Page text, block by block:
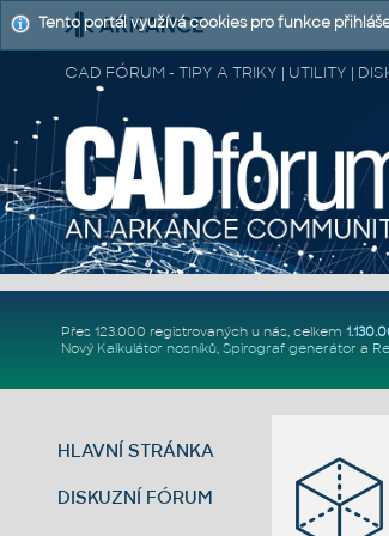
CAD FÓRUM - TIPY A TRIKY | UTILITY |
Přes 123.000 registrovaných u nás, celkem
Nový Kalkulátor nosníků, Spirograf generátor a
HLAVNÍ STRÁNKA
DISKUZNÍ FÓRUM
Tento portál využívá cookies pro funkce